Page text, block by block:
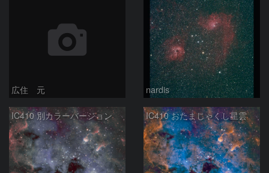
広住 元 nardis
IC410 別カラーバージョン IC410 おたまじゃくし星雲